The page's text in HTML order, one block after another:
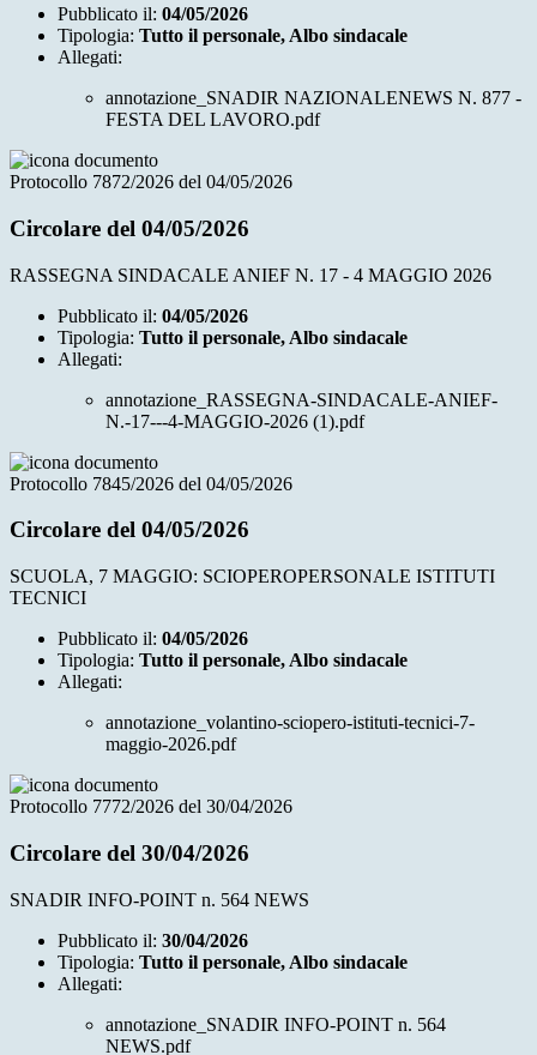
Pubblicato il: 04/05/2026
Tipologia: Tutto il personale, Albo sindacale
Allegati:
annotazione_SNADIR NAZIONALENEWS N. 877 -
FESTA DEL LAVORO.pdf
Protocollo 7872/2026 del 04/05/2026
Circolare del 04/05/2026
RASSEGNA SINDACALE ANIEF N. 17 - 4 MAGGIO 2026
Pubblicato il: 04/05/2026
Tipologia: Tutto il personale, Albo sindacale
Allegati:
annotazione_RASSEGNA-SINDACALE-ANIEF-
N.-17---4-MAGGIO-2026 (1).pdf
Protocollo 7845/2026 del 04/05/2026
Circolare del 04/05/2026
SCUOLA, 7 MAGGIO: SCIOPEROPERSONALE ISTITUTI
TECNICI
Pubblicato il: 04/05/2026
Tipologia: Tutto il personale, Albo sindacale
Allegati:
annotazione_volantino-sciopero-istituti-tecnici-7-
maggio-2026.pdf
Protocollo 7772/2026 del 30/04/2026
Circolare del 30/04/2026
SNADIR INFO-POINT n. 564 NEWS
Pubblicato il: 30/04/2026
Tipologia: Tutto il personale, Albo sindacale
Allegati:
annotazione_SNADIR INFO-POINT n. 564
NEWS.pdf